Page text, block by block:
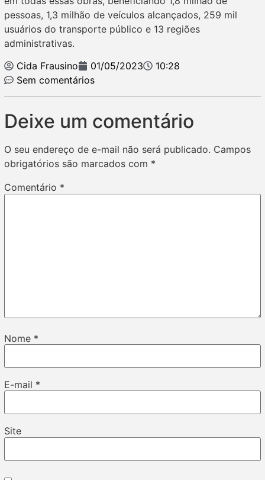
pessoas, 1,3 milhão de veículos alcançados, 259 mil
usuários do transporte público e 13 regiões
administrativas.
Cida Frausino
01/05/2023
10:28
Sem comentários
Deixe um comentário
O seu endereço de e-mail não será publicado. Campos
obrigatórios são marcados com *
Comentário *
Nome *
E-mail *
Site